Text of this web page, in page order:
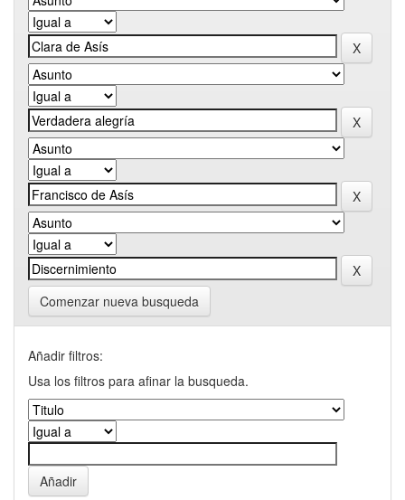
Comenzar nueva busqueda
Añadir filtros:
Usa los filtros para afinar la busqueda.